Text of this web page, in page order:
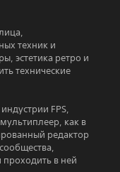
техник и
эстетика ретро и
технические
FPS,
как в
редактор
в ней